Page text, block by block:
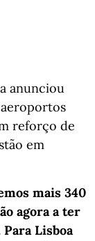
anunciou
reforço de
em
mais 340
agora a ter
Lisboa